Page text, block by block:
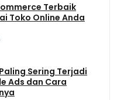
Terbaik
Toko Online Anda
Sering Terjadi
Ads dan Cara